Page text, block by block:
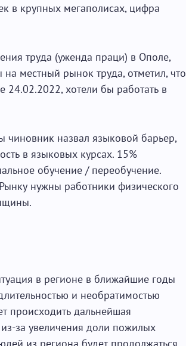
в крупных мегаполисах, цифра
труда (уженда праци) в Ополе,
местный рынок труда, отметил, что
24.02.2022, хотели бы работать в
назвал языковой барьер,
в языковых курсах. 15%
обучение / переобучение.
нужны работники физического
в регионе в ближайшие годы
и необратимостью
происходить дальнейшая
за увеличения доли пожилых